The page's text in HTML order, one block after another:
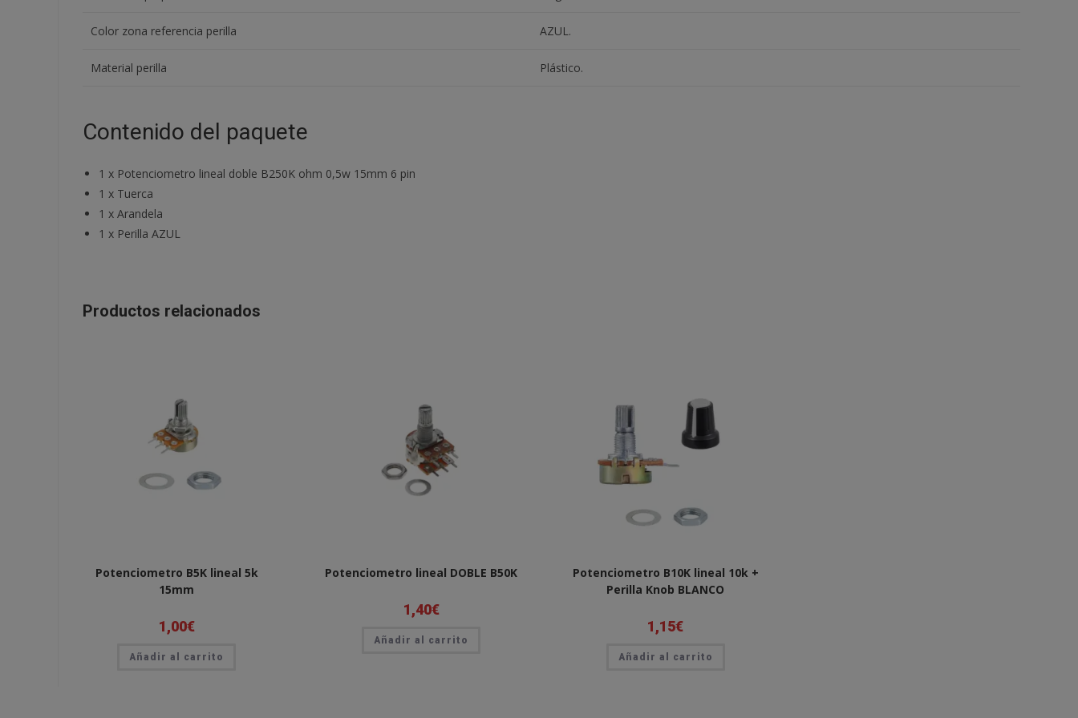
Color zona referencia perilla AZUL.
Material perilla Plástico.
Contenido del paquete
1 x Potenciometro lineal doble B250K ohm 0,5w 15mm 6 pin
1 x Tuerca
1 x Arandela
1 x Perilla AZUL
Productos relacionados
Potenciometro B5K lineal 5k
15mm
1,00€
Añadir al carrito
Potenciometro lineal DOBLE B50K
1,40€
Añadir al carrito
Potenciometro B10K lineal 10k +
Perilla Knob BLANCO
1,15€
Añadir al carrito